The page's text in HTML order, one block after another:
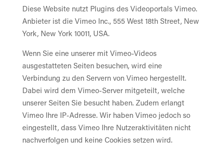
Diese Website nutzt Plugins des Videoportals Vimeo.
Anbieter ist die Vimeo Inc., 555 West 18th Street, New
York, New York 10011, USA.
Wenn Sie eine unserer mit Vimeo-Videos
ausgestatteten Seiten besuchen, wird eine
Verbindung zu den Servern von Vimeo hergestellt.
Dabei wird dem Vimeo-Server mitgeteilt, welche
unserer Seiten Sie besucht haben. Zudem erlangt
Vimeo Ihre IP-Adresse. Wir haben Vimeo jedoch so
eingestellt, dass Vimeo Ihre Nutzeraktivitäten nicht
nachverfolgen und keine Cookies setzen wird.